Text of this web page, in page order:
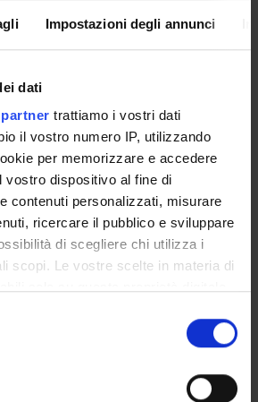
Impostazioni degli annunci
dati
trattiamo i vostri dati
il vostro numero IP, utilizzando
per memorizzare e accedere
vostro dispositivo al fine di
contenuti personalizzati, misurare
ricercare il pubblico e sviluppare
di scegliere chi utilizza i
scopi. Le vostre scelte in materia di
il proprio consenso in qualsiasi
sui cookie o facendo clic
aperti alla comunità:
spettacoli teatrali, rassegne
aperti alla comunità
Goals - SDGs
al perseguimento degli
Sostenibile dell'Agenda 2030
su
www.univr.it/sostenibilita